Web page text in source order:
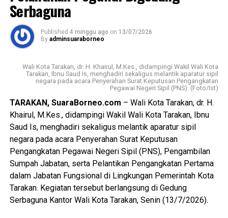
dengan visi dan misi Pemerintah Kota Tarakan dalam
mewujudkan kota yang cerdas, berdaya saing, dan
sejahtera, khususnya melalui penguatan sektor
kepemudaan, seni budaya, dan olahraga.
Pemerintah Kota Tarakan menegaskan bahwa Perda
Kepemudaan diharapkan menjadi landasan untuk
meningkatkan kualitas dan kapasitas pemuda, mendorong
kreativitas, inovasi, kewirausahaan, serta memperkuat
peran organisasi kepemudaan dan partisipasi generasi
muda dalam pembangunan daerah. Wali Kota juga
menekankan pentingnya implementasi yang konsisten,
terukur, dan berkelanjutan melalui sinergi antara
pemerintah, DPRD, organisasi kepemudaan, dunia
pendidikan, dunia usaha, dan seluruh pemangku
kepentingan guna mewujudkan pemuda Tarakan yang
berkarakter, mandiri, inovatif, dan berdaya saing.
Serbaguna
Published 4 minggu ago on 13/07/2026
By adminsuaraborneo
Wali Kota Tarakan, dr. H. Khairul, M.Kes., didampingi Wakil Wali Kota
Tarakan, Ibnu Saud Is, menghadiri sekaligus melantik aparatur sipil
negara pada acara Penyerahan Surat Keputusan Pengangkatan
Pegawai Negeri Sipil (PNS). (Foto/Ist)
TARAKAN, SuaraBorneo.com – Wali Kota Tarakan, dr. H.
Khairul, M.Kes., didampingi Wakil Wali Kota Tarakan, Ibnu
Saud Is, menghadiri sekaligus melantik aparatur sipil
negara pada acara Penyerahan Surat Keputusan
Pengangkatan Pegawai Negeri Sipil (PNS), Pengambilan
Sumpah Jabatan, serta Pelantikan Pengangkatan Pertama
dalam Jabatan Fungsional di Lingkungan Pemerintah Kota
Tarakan. Kegiatan tersebut berlangsung di Gedung
Serbaguna Kantor Wali Kota Tarakan, Senin (13/7/2026).